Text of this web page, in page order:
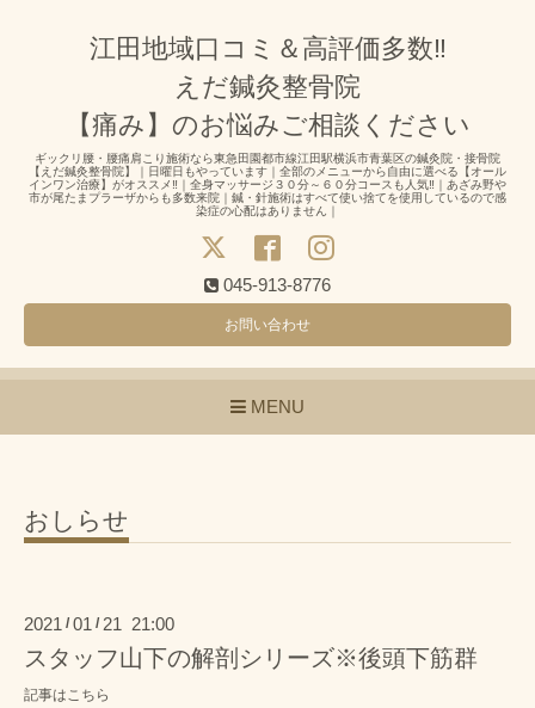
江田地域口コミ＆高評価多数‼
えだ鍼灸整骨院
【痛み】のお悩みご相談ください
ギックリ腰・腰痛肩こり施術なら東急田園都市線江田駅横浜市青葉区の鍼灸院・接骨院
【えだ鍼灸整骨院】｜日曜日もやっています｜全部のメニューから自由に選べる【オール
インワン治療】がオススメ‼｜全身マッサージ３０分～６０分コースも人気‼｜あざみ野や
市が尾たまプラーザからも多数来院｜鍼・針施術はすべて使い捨てを使用しているので感
染症の心配はありません｜
045-913-8776
お問い合わせ
MENU
おしらせ
2021 / 01 / 21 21:00
スタッフ山下の解剖シリーズ※後頭下筋群
記事はこちら